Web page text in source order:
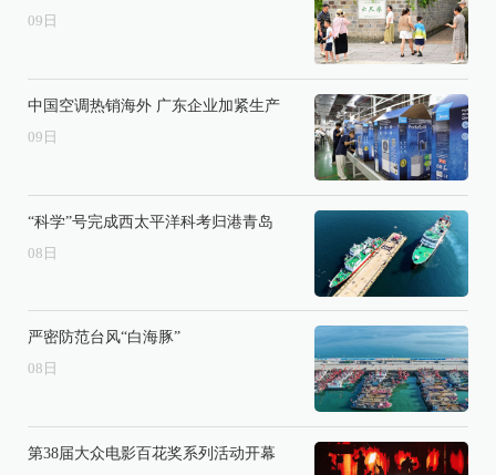
09 日
中国空调热销海外 广东企业加紧生产
09 日
“科学”号完成西太平洋科考归港青岛
08 日
严密防范台风“白海豚”
08 日
第38届大众电影百花奖系列活动开幕